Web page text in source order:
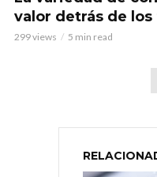
valor detrás de los
299 views 5 min read